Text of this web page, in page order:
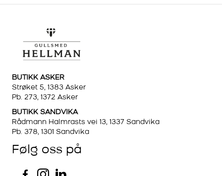
BUTIKK ASKER
Strøket 5, 1383 Asker
Pb. 273, 1372 Asker
BUTIKK SANDVIKA
Rådmann Halmrasts vei 13, 1337 Sandvika
Pb. 378, 1301 Sandvika
Følg oss på